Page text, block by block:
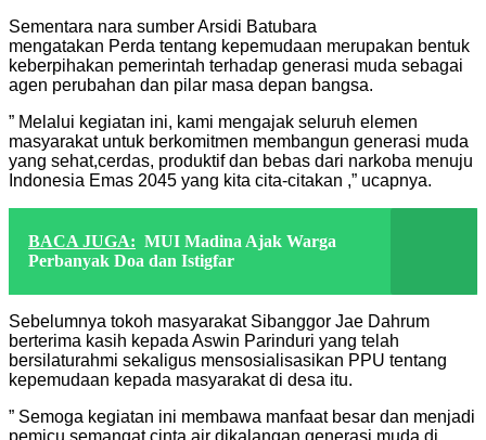
Sementara nara sumber Arsidi Batubara
mengatakan Perda tentang kepemudaan merupakan bentuk
keberpihakan pemerintah terhadap generasi muda sebagai
agen perubahan dan pilar masa depan bangsa.
” Melalui kegiatan ini, kami mengajak seluruh elemen
masyarakat untuk berkomitmen membangun generasi muda
yang sehat,cerdas, produktif dan bebas dari narkoba menuju
Indonesia Emas 2045 yang kita cita-citakan ,” ucapnya.
BACA JUGA: MUI Madina Ajak Warga
Perbanyak Doa dan Istigfar
Sebelumnya tokoh masyarakat Sibanggor Jae Dahrum
berterima kasih kepada Aswin Parinduri yang telah
bersilaturahmi sekaligus mensosialisasikan PPU tentang
kepemudaan kepada masyarakat di desa itu.
” Semoga kegiatan ini membawa manfaat besar dan menjadi
pemicu semangat cinta air dikalangan generasi muda di